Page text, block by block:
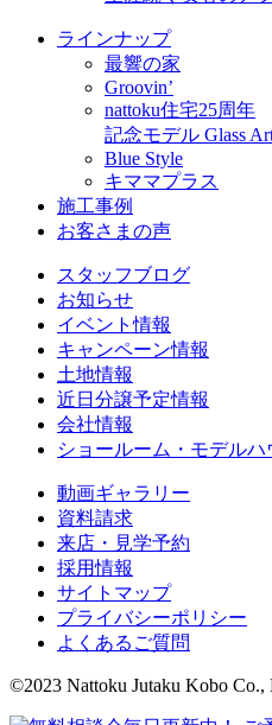
ラインナップ
最響の家
Groovin’
nattoku住宅25周年
記念モデル Glass
Blue Style
キママプラス
施工事例
お客さまの声
スタッフブログ
お知らせ
イベント情報
キャンペーン情報
土地情報
近日分譲予定情報
会社情報
ショールーム・モデルハ
動画ギャラリー
資料請求
来店・見学予約
採用情報
サイトマップ
プライバシーポリシー
よくあるご質問
©2023 Nattoku Jutaku Kobo Co.,